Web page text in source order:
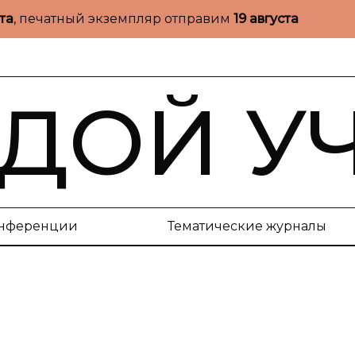
, печатный экземпляр отправим 19 августа
Тематические журналы